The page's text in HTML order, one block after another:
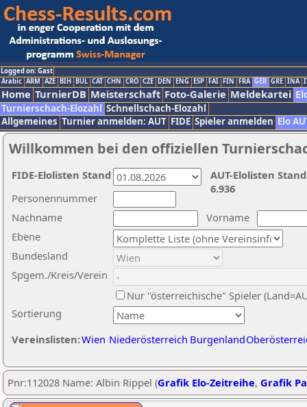
Logged on: Gast
Arabic ARM AZE BIH BUL CAT CHN CRO CZE DEN ENG ESP FAI FIN FRA GER GRE INA
Home TurnierDB Meisterschaft Foto-Galerie Meldekartei
Turnierschach-Elozahl Schnellschach-Elozahl
Allgemeines Turnier anmelden: AUT FIDE Spieler anmelden Elo
Willkommen bei den offiziellen
Nachname
Vorname
Ebene
Sortierung
Personennummer
Bundesland
Spgem./Kreis/Verein
Nur "österreichische" Spieler
Vereinslisten:Wien Niederösterreich Burgenland
AUT-Elolisten
6.936
FIDE-Elolisten Stand
Pnr:112028 Name: Albin Rippel (Grafik Elo-Zeitreihe, Grafik